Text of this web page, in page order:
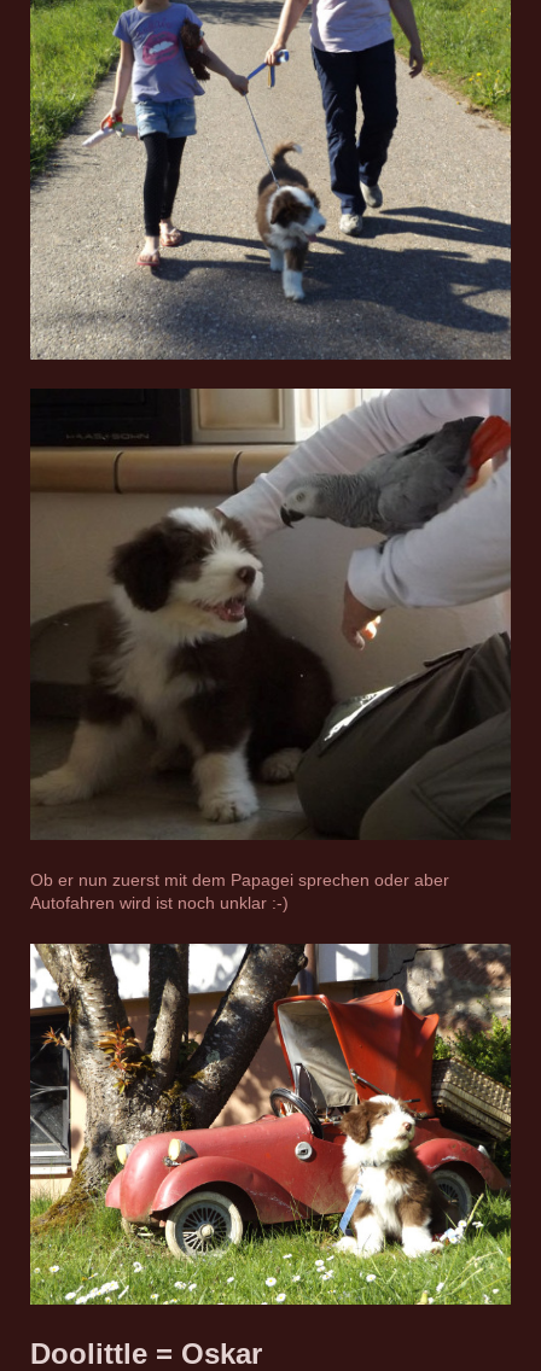
Ob er nun zuerst mit dem Papagei sprechen oder aber
Autofahren wird ist noch unklar :-)
Doolittle = Oskar